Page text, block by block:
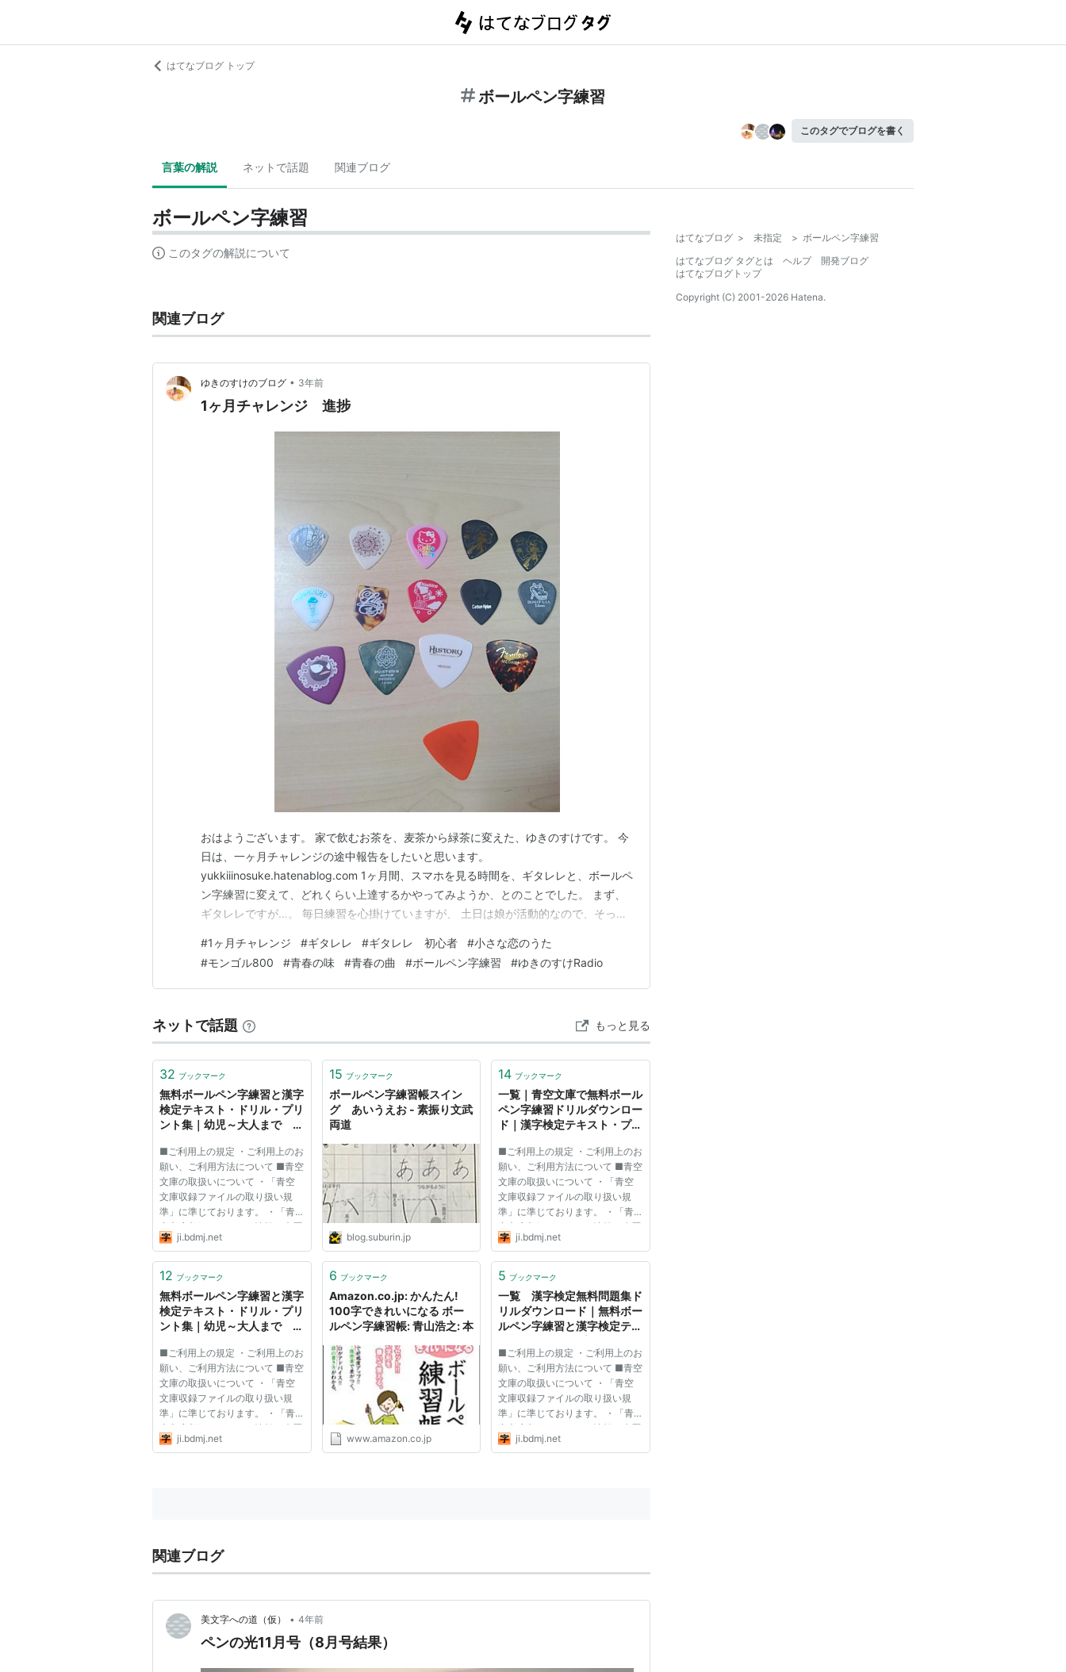
はてなブログ トップ
ボールペン字練習
このタグでブログを書く
言葉の解説 ネットで話題 関連ブログ
ボールペン字練習
このタグの解説について
関連ブログ
ゆきのすけのブログ • 3年前
1ヶ月チャレンジ 進捗
おはようございます。 家で飲むお茶を、麦茶から緑茶に変えた、ゆきのすけです。 今
日は、一ヶ月チャレンジの途中報告をしたいと思います。
yukkiiinosuke.hatenablog.com 1ヶ月間、スマホを見る時間を、ギタレレと、ボールペ
ン字練習に変えて、どれくらい上達するかやってみようか、とのことでした。 まず、
ギタレレですが…。 毎日練習を心掛けていますが、 土日は娘が活動的なので、そっち
がれてやめてしまいそうになります。 しかし！ ここで終わるわけにはいきません。 や
る気の出る方法を探していると、 妻が、好…
#1ヶ月チャレンジ #ギタレレ #ギタレレ 初心者 #小さな恋のうた
#モンゴル800 #青春の味 #青春の曲 #ボールペン字練習 #ゆきのすけRadio
ネットで話題 もっと見る
32 ブックマーク
無料ボールペン字練習と漢字
検定テキスト・ドリル・プリ
ント集｜幼児～大人まで
■ご利用上の規定 ・ご利用上のお
願い、ご利用方法について ■青空
文庫の取扱いについて ・「青空
文庫収録ファイルの取り扱い規
準」に準じております。 ・「青
空文庫収録ファイルの情報、来歴
等に関する表記」もご覧くださ
て ・塾、学校等でのご利用につ
ji.bdmj.net
15 ブックマーク
ボールペン字練習帳スイン
グ あいうえお - 素振り文武
両道
blog.suburin.jp
14 ブックマーク
一覧｜青空文庫で無料ボール
ペン字練習ドリルダウンロー
ド｜漢字検定テキスト・プリ
■ご利用上の規定 ・ご利用上のお
願い、ご利用方法について ■青空
文庫の取扱いについて ・「青空
文庫収録ファイルの取り扱い規
準」に準じております。 ・「青
空文庫収録ファイルの情報、来歴
等に関する表記」もご覧くださ
て ・塾、学校等でのご利用につ
ji.bdmj.net
12 ブックマーク
無料ボールペン字練習と漢字
検定テキスト・ドリル・プリ
ント集｜幼児～大人まで
■ご利用上の規定 ・ご利用上のお
願い、ご利用方法について ■青空
文庫の取扱いについて ・「青空
文庫収録ファイルの取り扱い規
準」に準じております。 ・「青
空文庫収録ファイルの情報、来歴
等に関する表記」もご覧くださ
ji.bdmj.net
6 ブックマーク
Amazon.co.jp: かんたん!
100字できれいになる ボー
ルペン字練習帳: 青山浩之: 本
www.amazon.co.jp
5 ブックマーク
一覧 漢字検定無料問題集ド
リルダウンロード｜無料ボー
ルペン字練習と漢字検定テキ
■ご利用上の規定 ・ご利用上のお
願い、ご利用方法について ■青空
文庫の取扱いについて ・「青空
文庫収録ファイルの取り扱い規
準」に準じております。 ・「青
空文庫収録ファイルの情報、来歴
等に関する表記」もご覧くださ
ji.bdmj.net
関連ブログ
美文字への道（仮） • 4年前
ペンの光11月号（8月号結果）
はてなブログ > 未指定 > ボールペン字練習
はてなブログ タグとは
ヘルプ
開発ブログ
はてなブログトップ
Copyright (C) 2001-2026 Hatena.